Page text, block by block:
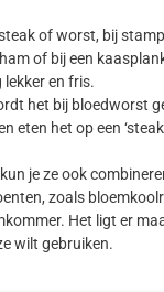
of worst, bij
of bij een
lekker en fris.
het bij bloedworst
eten het op een
je ze ook
zoals
Het ligt er
wilt gebruiken.